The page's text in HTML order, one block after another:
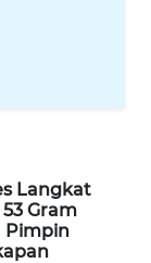
Langkat
Gram
Pimpin